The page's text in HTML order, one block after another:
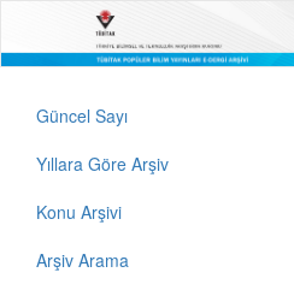
Güncel Sayı
Yıllara Göre Arşiv
Konu Arşivi
Arşiv Arama